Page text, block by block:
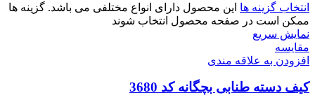
انتخاب گزینه ها این محصول دارای انواع مختلفی می باشد. گزینه ها
ممکن است در صفحه محصول انتخاب شوند
نمایش سریع
مقايسه
افزودن به علاقه مندی
کیف دسته طنابی بچگانه کد 3680